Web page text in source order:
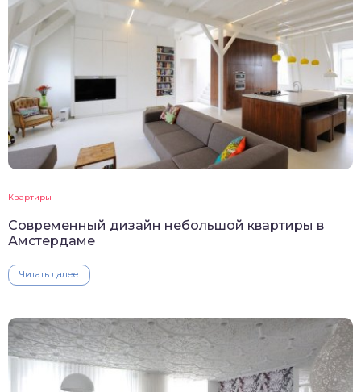
Квартиры
Современный дизайн небольшой квартиры в
Амстердаме
Читать далее